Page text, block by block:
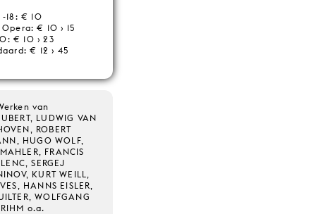
-18: € 10
€ 10 › 15
€ 10 › 23
€ 12 › 45
van
LUDWIG VAN
ROBERT
HUGO WOLF,
FRANCIS
SERGEJ
KURT WEILL,
HANNS EISLER,
WOLFGANG
RIHM o.a.